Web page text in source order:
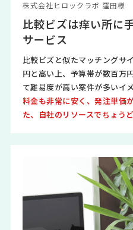
株式会社ヒロックラボ 窪田様
比較ビズは痒い所に
サービス
比較ビズと似たマッチングサ
円と高い上、予算帯が数百万
て難易度が高い案件が多いイ
料金も非常に安く、発注単価
た、自社のリソースでちょう